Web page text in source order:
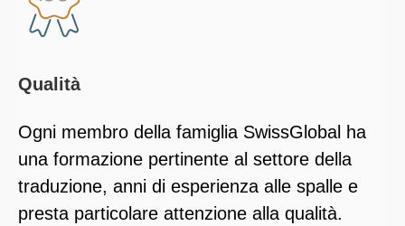
Qualità
Ogni membro della famiglia SwissGlobal ha
una formazione pertinente al settore della
traduzione, anni di esperienza alle spalle e
presta particolare attenzione alla qualità.